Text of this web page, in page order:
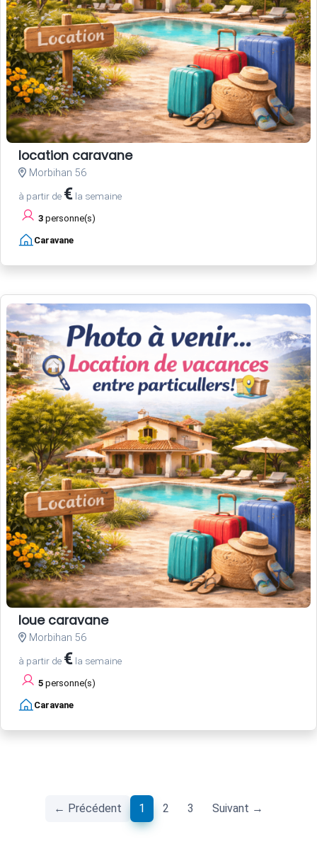
location caravane
Morbihan 56
à partir de € la semaine
3 personne(s)
Caravane
loue caravane
Morbihan 56
à partir de € la semaine
5 personne(s)
Caravane
← Précédent 1 (current)
2 3 Suivant →